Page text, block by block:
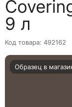
9 л
Код товара: 492162
Образец в